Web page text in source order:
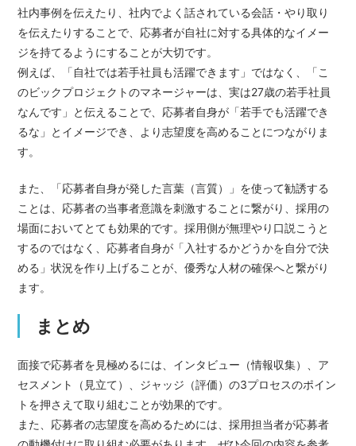
社内事例を伝えたり、社内でよく話されている会話・やり取り
を伝えたりすることで、応募者が自社に対する具体的なイメー
ジを持てるようにすることが大切です。
例えば、「自社では若手社員も活躍できます」ではなく、「こ
のビックプロジェクトのマネージャーは、実は27歳の若手社員
なんです」と伝えることで、応募者自身が「若手でも活躍でき
るな」とイメージでき、より志望度を高めることにつながりま
す。
また、「応募者自身が発した言葉（言質）」を使って勧誘する
ことは、応募者の当事者意識を刺激することに繋がり、採用の
場面においてとても効果的です。採用側が無理やり口説こうと
するのではなく、応募者自身が「入社するかどうかを自分で決
める」状況を作り上げることが、優秀な人材の確保へと繋がり
ます。
まとめ
面接で応募者を見極めるには、インタビュー（情報収集）、ア
セスメント（見立て）、ジャッジ（評価）の3プロセスのポイン
トを押さえて取り組むことが効果的です。
また、応募者の志望度を高めるためには、採用担当者が応募者